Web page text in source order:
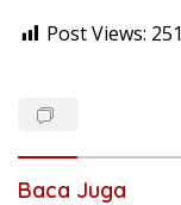
Post Views: 251
Baca Juga